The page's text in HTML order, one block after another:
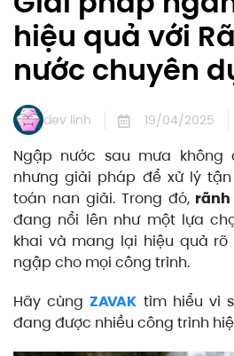
hiệu quả với
nước chuyên
dev linh 19/04/2025
Ngập nước sau mưa không
nhưng giải pháp để xử lý
toán nan giải. Trong đó,
đang nổi lên như một lựa
khai và mang lại hiệu quả
ngập cho mọi công trình.
Hãy cùngZAVAK tìm hiểu vì
đang được nhiều công trình